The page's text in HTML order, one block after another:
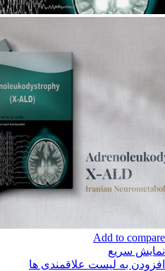
Add to compare
نمایش سریع
افزودن به لیست علاقمندی ها